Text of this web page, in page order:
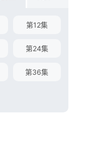
第12集
第24集
第36集